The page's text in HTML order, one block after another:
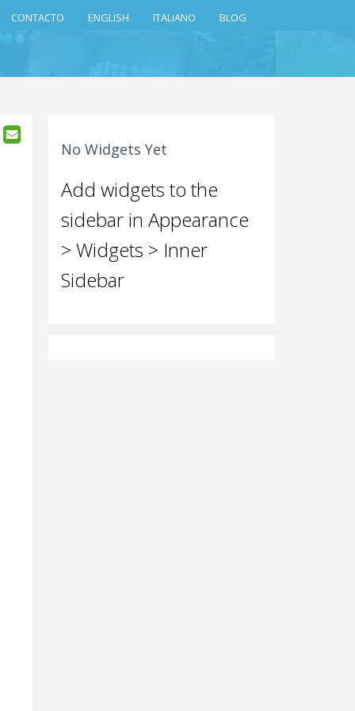
CONTACTO ENGLISH ITALIANO BLOG
No Widgets Yet
Add widgets to the
sidebar in Appearance
> Widgets > Inner
Sidebar